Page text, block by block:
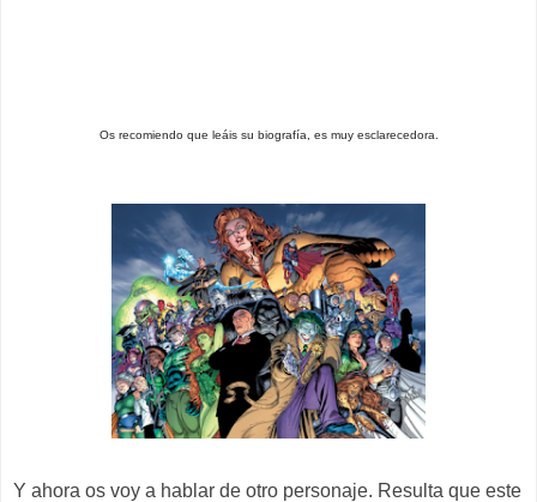
Os recomiendo que leáis su biografía, es muy esclarecedora.
Y ahora os voy a hablar de otro personaje. Resulta que este